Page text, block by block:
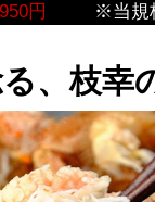
円
※当規
、枝幸